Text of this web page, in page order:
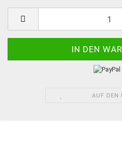
AUF DEN